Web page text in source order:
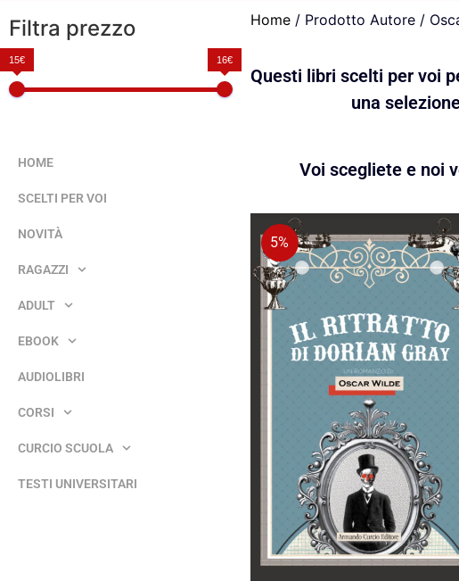
Filtra prezzo
15€ 16€
HOME
SCELTI PER VOI
NOVITÀ
RAGAZZI
ADULT
EBOOK
AUDIOLIBRI
CORSI
CURCIO SCUOLA
TESTI UNIVERSITARI
Home / Prodotto Autore /
Questi libri scelti per voi
una
Voi scegliete e noi
5%